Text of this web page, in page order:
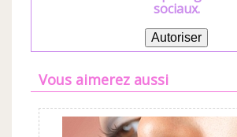
sociaux.
Autoriser
Vous aimerez aussi